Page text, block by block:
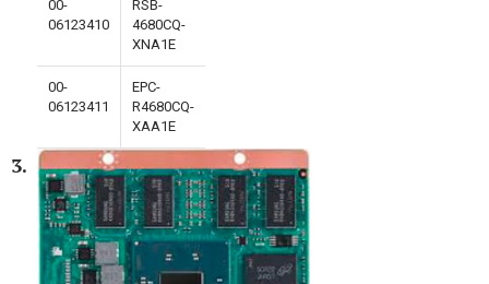
00-
06123410
RSB-
4680CQ-
XNA1E
00-
06123411
EPC-
R4680CQ-
XAA1E